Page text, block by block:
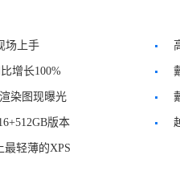
场上手
学四
增长100%
起
染图现曝光
AI本
版本
最轻薄的XPS